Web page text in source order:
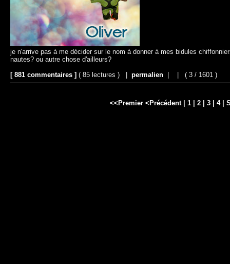
je n'arrive pas à me décider sur le nom à donner à mes bidules
nautes? ou autre chose d'ailleurs?
[ 881 commentaires ] ( 85 lectures ) | permalien ( 3 / 1601 )
<<Premier <Précédent 1 | 2 | 3 4|